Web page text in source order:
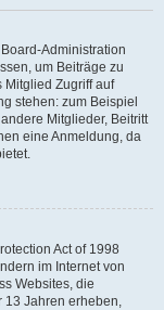
Administration
um Beiträge zu
Mitglied Zugriff auf
stehen: zum Beispiel
Mitglieder, Beitritt
eine Anmeldung, da
Act of 1998
im Internet von
Websites, die
13 Jahren erheben,